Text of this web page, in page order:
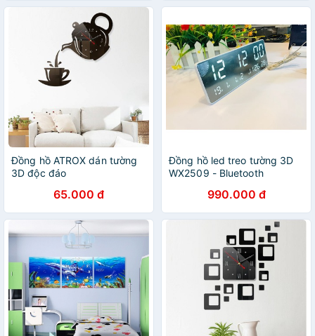
Đồng hồ ATROX dán tường
3D độc đáo
65.000 đ
Đồng hồ led treo tường 3D
WX2509 - Bluetooth
990.000 đ